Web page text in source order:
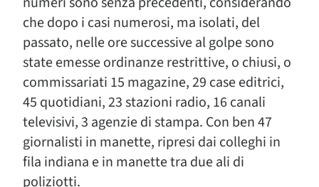
che dopo i casi numerosi, ma isolati, del
passato, nelle ore successive al golpe sono
state emesse ordinanze restrittive, o chiusi, o
commissariati 15 magazine, 29 case editrici,
45 quotidiani, 23 stazioni radio, 16 canali
televisivi, 3 agenzie di stampa. Con ben 47
giornalisti in manette, ripresi dai colleghi in
fila indiana e in manette tra due ali di
poliziotti.